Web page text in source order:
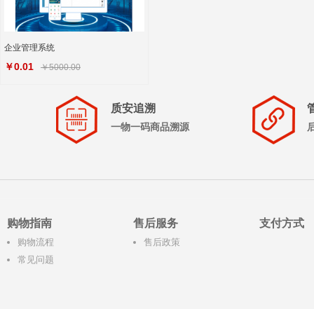
企业管理系统
￥0.01 ￥5000.00
质安追溯
一物一码商品溯源
购物指南
购物流程
常见问题
售后服务
售后政策
支付方式